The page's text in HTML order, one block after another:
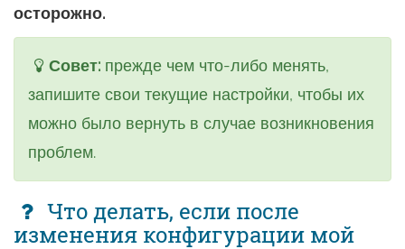
осторожно.
Совет: прежде чем что-либо менять,
запишите свои текущие настройки, чтобы их
можно было вернуть в случае возникновения
проблем.
Что делать, если после
изменения конфигурации мой